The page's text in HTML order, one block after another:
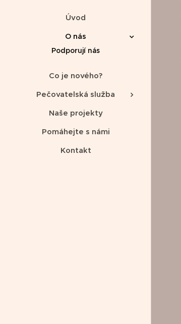
Úvod
O nás
Podporují nás
Co je nového?
Pečovatelská služba
Naše projekty
Pomáhejte s námi
Kontakt